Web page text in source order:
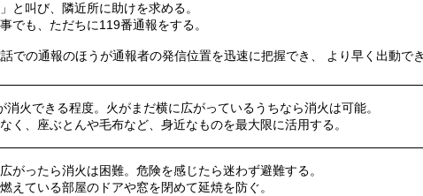
と叫び、隣近所に助けを求める。
でも、ただちに119番通報をする。
の通報のほうが通報者の発信位置を迅速に把握でき、 より早く出動でき
消火できる程度。火がまだ横に広がっているうちなら消火は可能。
く、座ぶとんや毛布など、身近なものを最大限に活用する。
がったら消火は困難。危険を感じたら迷わず避難する。
えている部屋のドアや窓を閉めて延焼を防ぐ。